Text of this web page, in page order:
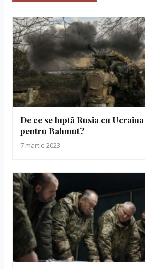
De ce se luptă Rusia cu
pentru Bahmut?
7 martie 2023